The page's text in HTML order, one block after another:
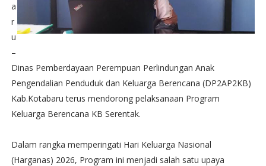
a
r
u
–
Dinas Pemberdayaan Perempuan Perlindungan Anak
Pengendalian Penduduk dan Keluarga Berencana (DP2AP2KB)
Kab.Kotabaru terus mendorong pelaksanaan Program
Keluarga Berencana KB Serentak.
Dalam rangka memperingati Hari Keluarga Nasional
(Harganas) 2026, Program ini menjadi salah satu upaya